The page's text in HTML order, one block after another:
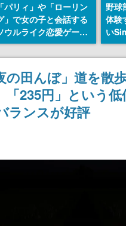
「パリィ」や「ローリン
」で女の子と会話する
ウルライク恋愛ゲーム
小早川さんはソウルラ
ク』無料公開。返事に
敗すると「YOU
」
野球
体験
い
のウ
とに
SNS
ダム
ェ
の田んぼ」道を散
「235円」という
ランスが好評